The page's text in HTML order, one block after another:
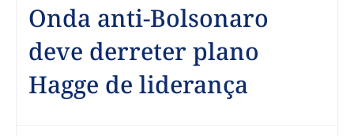
Onda anti-Bolsonaro
deve derreter plano
Hagge de liderança